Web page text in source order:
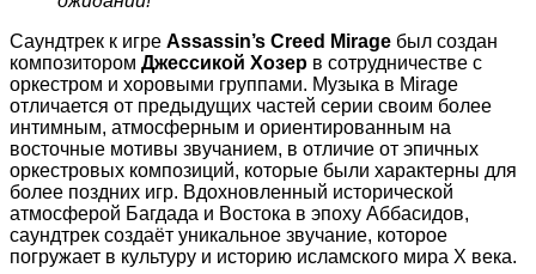
Саундтрек к игре Assassin’s Creed Mirage был создан
композитором Джессикой Хозер в сотрудничестве с
оркестром и хоровыми группами. Музыка в Mirage
отличается от предыдущих частей серии своим более
интимным, атмосферным и ориентированным на
восточные мотивы звучанием, в отличие от эпичных
оркестровых композиций, которые были характерны для
более поздних игр. Вдохновленный исторической
атмосферой Багдада и Востока в эпоху Аббасидов,
саундтрек создаёт уникальное звучание, которое
погружает в культуру и историю исламского мира X века.